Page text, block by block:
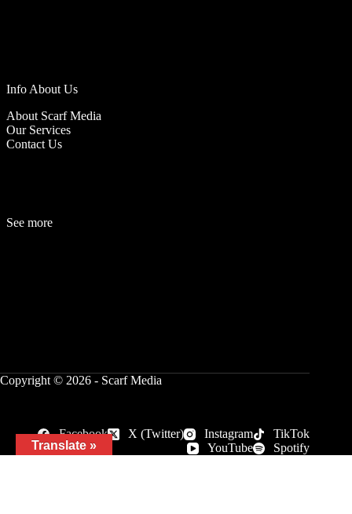
Info About Us
About Scarf Media
Our Services
Contact Us
See more
Copyright © 2026 - Scarf Media
Facebook X (Twitter) Instagram
TikTok
YouTube
Spotify
Translate »